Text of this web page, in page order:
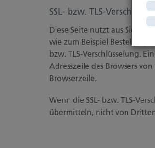
SSL- bzw. TLS-
Diese Seite nutzt aus
wie zum Beispiel
bzw. TLS-Verschlüsselung.
Adresszeile des Browsers
Browserzeile.
Wenn die SSL- bzw. TLS-
übermitteln, nicht von